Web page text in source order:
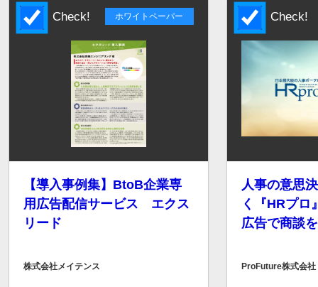
ホワイトペーパー
Check!
【導入事例集】BtoB企業専
用広告配信サービス エクス
リード
株式会社メイテンス
Check!
人事の意思
く『HRプロ
広告で商談
ProFuture株式会社